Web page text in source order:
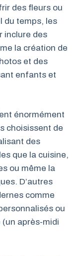
des fleurs ou
du temps, les
inclure des
la création de
et des
enfants et
énormément
choisissent de
des
que la cuisine,
ou même la
D’autres
comme
ou
après-midi